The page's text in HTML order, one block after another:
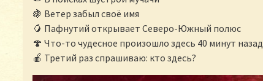
🍇 Ветер забыл своё имя
🥭 Пафнутий открывает Северо-Южный полюс
🍄 Что-то чудесное произошло здесь 40 минут назад
🍎 Третий раз спрашиваю: кто здесь?